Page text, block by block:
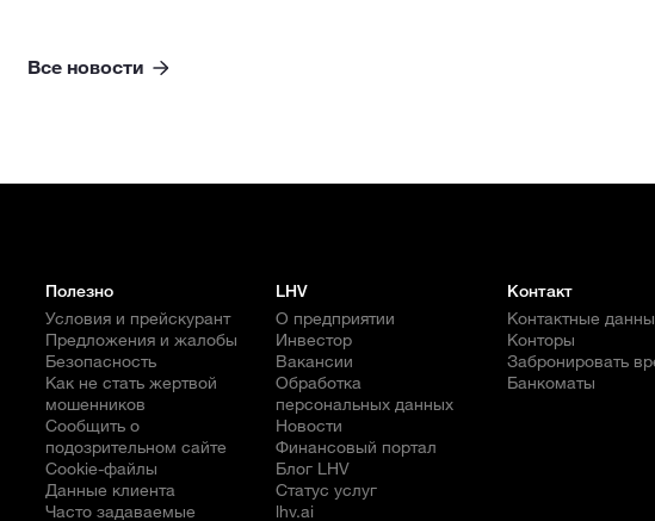
Все новости
Полезно
Условия и прейскурант
Предложения и жалобы
Безопасность
Как не стать жертвой
мошенников
Сообщить о
подозрительном сайте
Cookie-файлы
Данные клиента
Часто задаваемые
LHV
О предприятии
Инвестор
Вакансии
Обработка
персональных данных
Новости
Финансовый портал
Блог LHV
Статус услуг
lhv.ai
Контакт
Контактные
Конторы
Забронировать
Банкоматы